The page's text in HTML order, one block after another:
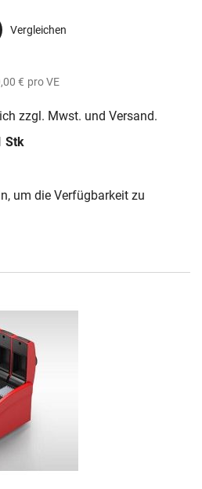
Vergleichen
€ pro VE
zzgl. Mwst. und Versand.
Stk
um die Verfügbarkeit zu